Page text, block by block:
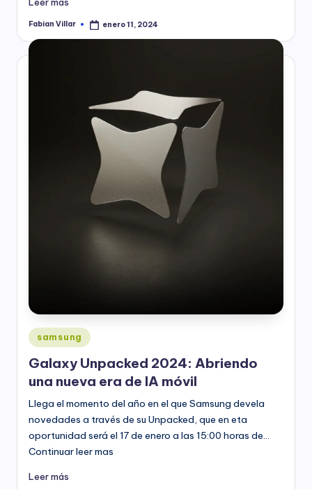
Publicado
Fabian Villar enero 11, 2024
Publicado
en
samsung
Galaxy Unpacked 2024: Abriendo
una nueva era de IA móvil
Llega el momento del año en el que Samsung devela
novedades a través de su Unpacked, que en eta
oportunidad será el 17 de enero a las 15:00 horas de…
Continuar leer mas
Leer más